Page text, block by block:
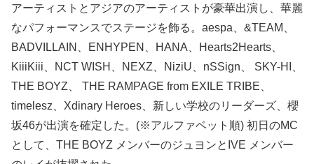
アーティストとアジアのアーティストが豪華出演し、華麗
なパフォーマンスでステージを飾る。aespa、&TEAM、
BADVILLAIN、ENHYPEN、HANA、Hearts2Hearts、
KiiiKiii、NCT WISH、NEXZ、NiziU、nSSign、 SKY-HI、
THE BOYZ、 THE RAMPAGE from EXILE TRIBE、
timelesz、Xdinary Heroes、新しい学校のリーダーズ、櫻
坂46が出演を確定した。(※アルファベット順) 初日のMC
として、THE BOYZ メンバーのジュヨンとIVE メンバー